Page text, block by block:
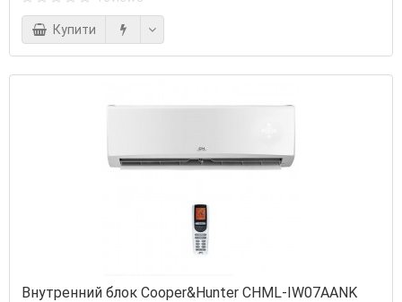
Купити
Внутренний блок Cooper&Hunter CHML-IW07AANK